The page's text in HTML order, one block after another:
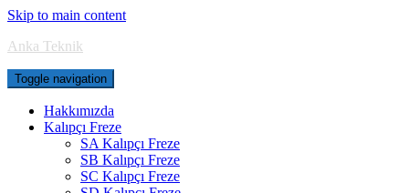
Skip to main content
Anka Teknik
Toggle navigation
Hakkımızda
Kalıpçı Freze
SA Kalıpçı Freze
SB Kalıpçı Freze
SC Kalıpçı Freze